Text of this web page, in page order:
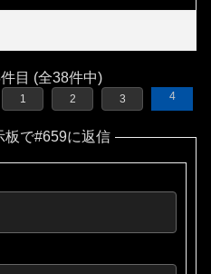
目 (全38件中)
1 2 3 4
板で#659に返信